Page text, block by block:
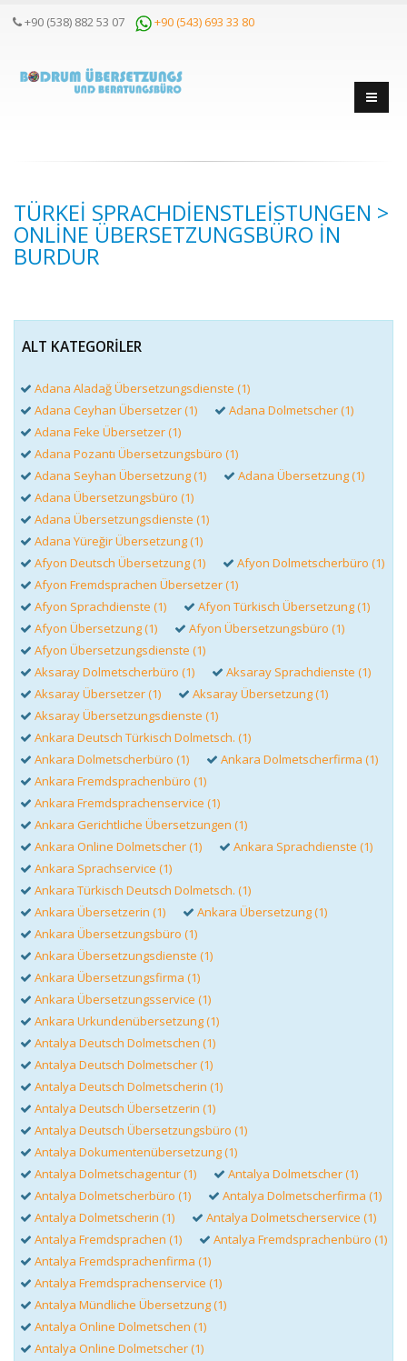
+90 (538) 882 53 07 +90 (543) 693 33 80
TÜRKEI SPRACHDIENSTLEISTUNGEN >
ONLINE ÜBERSETZUNGSBÜRO IN
BURDUR
ALT KATEGORILER
Adana Aladağ Übersetzungsdienste (1)
Adana Ceyhan Übersetzer (1)
Adana Dolmetscher (1)
Adana Feke Übersetzer (1)
Adana Pozantı Übersetzungsbüro (1)
Adana Seyhan Übersetzung (1)
Adana Übersetzung (1)
Adana Übersetzungsbüro (1)
Adana Übersetzungsdienste (1)
Adana Yüreğir Übersetzung (1)
Afyon Deutsch Übersetzung (1)
Afyon Dolmetscherbüro (1)
Afyon Fremdsprachen Übersetzer (1)
Afyon Sprachdienste (1)
Afyon Türkisch Übersetzung (1)
Afyon Übersetzung (1)
Afyon Übersetzungsbüro (1)
Afyon Übersetzungsdienste (1)
Aksaray Dolmetscherbüro (1)
Aksaray Sprachdienste (1)
Aksaray Übersetzer (1)
Aksaray Übersetzung (1)
Aksaray Übersetzungsdienste (1)
Ankara Deutsch Türkisch Dolmetsch. (1)
Ankara Dolmetscherbüro (1)
Ankara Dolmetscherfirma (1)
Ankara Fremdsprachenbüro (1)
Ankara Fremdsprachenservice (1)
Ankara Gerichtliche Übersetzungen (1)
Ankara Online Dolmetscher (1)
Ankara Sprachdienste (1)
Ankara Sprachservice (1)
Ankara Türkisch Deutsch Dolmetsch. (1)
Ankara Übersetzerin (1)
Ankara Übersetzung (1)
Ankara Übersetzungsbüro (1)
Ankara Übersetzungsdienste (1)
Ankara Übersetzungsfirma (1)
Ankara Übersetzungsservice (1)
Ankara Urkundenübersetzung (1)
Antalya Deutsch Dolmetschen (1)
Antalya Deutsch Dolmetscher (1)
Antalya Deutsch Dolmetscherin (1)
Antalya Deutsch Übersetzerin (1)
Antalya Deutsch Übersetzungsbüro (1)
Antalya Dokumentenübersetzung (1)
Antalya Dolmetschagentur (1)
Antalya Dolmetscher (1)
Antalya Dolmetscherbüro (1)
Antalya Dolmetscherfirma (1)
Antalya Dolmetscherin (1)
Antalya Dolmetscherservice (1)
Antalya Fremdsprachen (1)
Antalya Fremdsprachenbüro (1)
Antalya Fremdsprachenfirma (1)
Antalya Fremdsprachenservice (1)
Antalya Mündliche Übersetzung (1)
Antalya Online Dolmetschen (1)
Antalya Online Dolmetscher (1)